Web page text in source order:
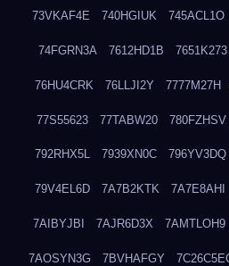
73VKAF4E 740HGIUK 745ACL1O
74FGRN3A 7612HD1B 7651K273
76HU4CRK 76LLJI2Y 7777M27H
77S55623 77TABW20 780FZHSV
792RHX5L 7939XN0C 796YV3DQ
79V4EL6D 7A7B2KTK 7A7E8AHI
7AIBYJBI 7AJR6D3X 7AMTLOH9
7AOSYN3G 7BVHAFGY